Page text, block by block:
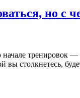
но с
тренировок —
вы столкнетесь,